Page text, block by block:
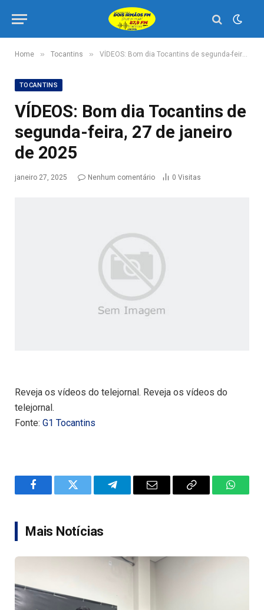
Home » Tocantins » VÍDEOS: Bom dia Tocantins de segunda-feira, 27 de janeiro de 2025
TOCANTINS
VÍDEOS: Bom dia Tocantins de
segunda-feira, 27 de janeiro
de 2025
janeiro 27, 2025 Nenhum comentário 0 Visitas
Reveja os vídeos do telejornal. Reveja os vídeos do
telejornal.
Fonte: G1 Tocantins
FacebookTwitter TelegramEmail
Copy
Mais Notícias